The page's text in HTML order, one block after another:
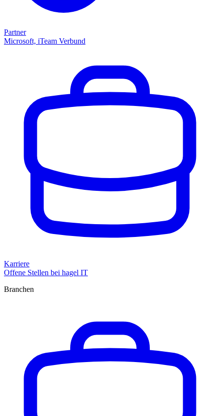
Partner
Microsoft, iTeam Verbund
Karriere
Offene Stellen bei hagel IT
Branchen